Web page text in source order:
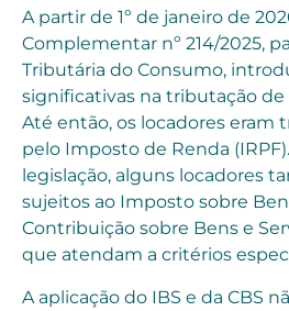
A partir de 1º de janeiro de
Complementar nº 214/2025,
Tributária do Consumo,
significativas na tributação de
Até então, os locadores eram
pelo Imposto de Renda
legislação, alguns locadores
sujeitos ao Imposto sobre
Contribuição sobre Bens e
que atendam a critérios
A aplicação do IBS e da CBS